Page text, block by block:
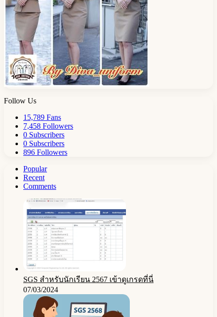
Follow Us
15,789 Fans
7,458 Followers
0 Subscribers
0 Subscribers
896 Followers
Popular
Recent
Comments
SGS สําหรับนักเรียน 2567 เข้าดูเกรดที่นี่
07/03/2024